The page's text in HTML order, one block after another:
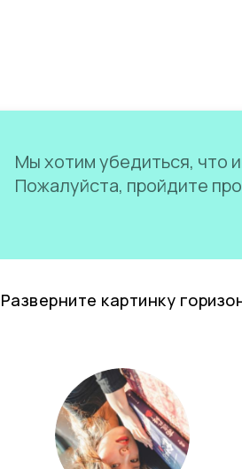
Мы хотим убедиться, что
Пожалуйста, пройдите
Разверните картинку